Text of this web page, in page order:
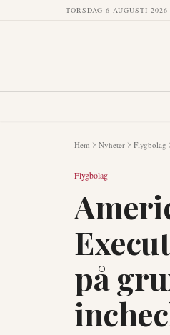
TORSDAG 6 AUGUSTI 2026
Hem Nyheter Flygbolag
Flygbolag
på